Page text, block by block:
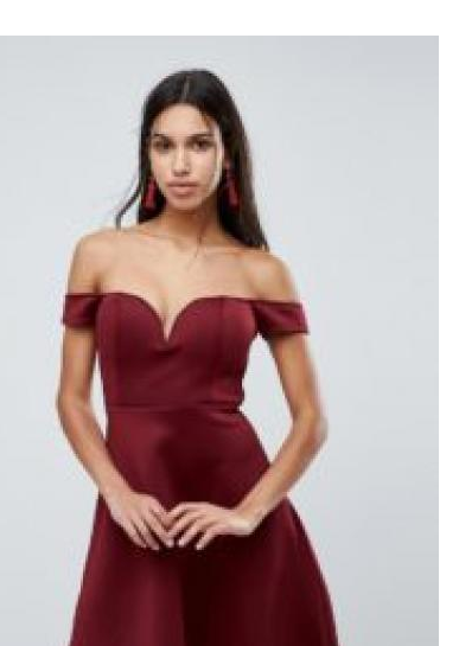
Платье на свадьбу
открытое
Платье с v-образным
вырезом
к вечернему
Прическа с длинным
платьем
под длинное
Платье с открытыми
плечами
короткие
Причёски под длинное